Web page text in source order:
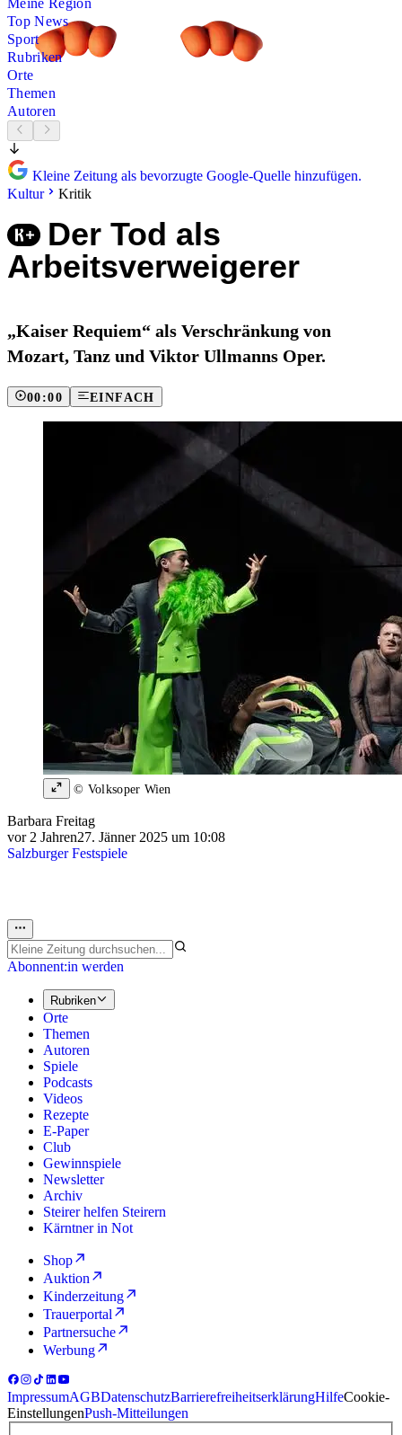
Meine Region
Top News
Sport
Rubriken
Orte
Themen
Autoren
Kleine Zeitung als bevorzugte Google-Quelle hinzufügen.
Kultur
Kritik
Der Tod als
Arbeitsverweigerer
„Kaiser Requiem“ als Verschränkung von
Mozart, Tanz und Viktor Ullmanns Oper.
00:00 EINFACH
© Volksoper Wien
Barbara Freitag
vor 2 Jahren27. Jänner 2025 um 10:08
Salzburger Festspiele
Abonnent:in werden
Rubriken
Orte
Themen
Autoren
Spiele
Podcasts
Videos
Rezepte
E-Paper
Club
Gewinnspiele
Newsletter
Archiv
Steirer helfen Steirern
Kärntner in Not
Shop
Auktion
Kinderzeitung
Trauerportal
Partnersuche
Werbung
ImpressumAGBDatenschutzBarrierefreiheitserklärungHilfeCookie-
EinstellungenPush-Mitteilungen